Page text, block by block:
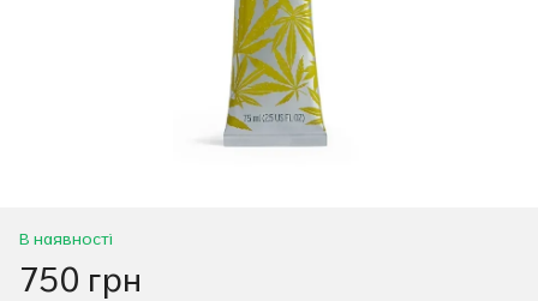
В наявності
750 грн